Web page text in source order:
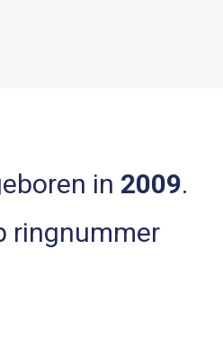
in 2009.
ringnummer